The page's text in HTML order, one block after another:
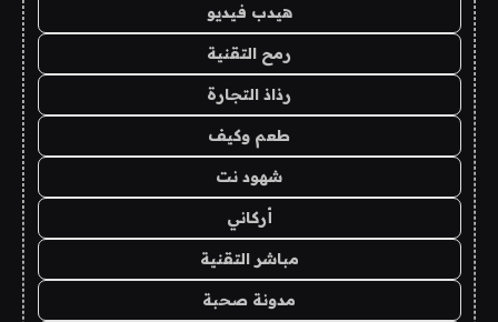
هيدب فيديو
رمح التقنية
رذاذ التجارة
طعم وكيف
شهود نت
أركاني
مباشر التقنية
مدونة صحبة